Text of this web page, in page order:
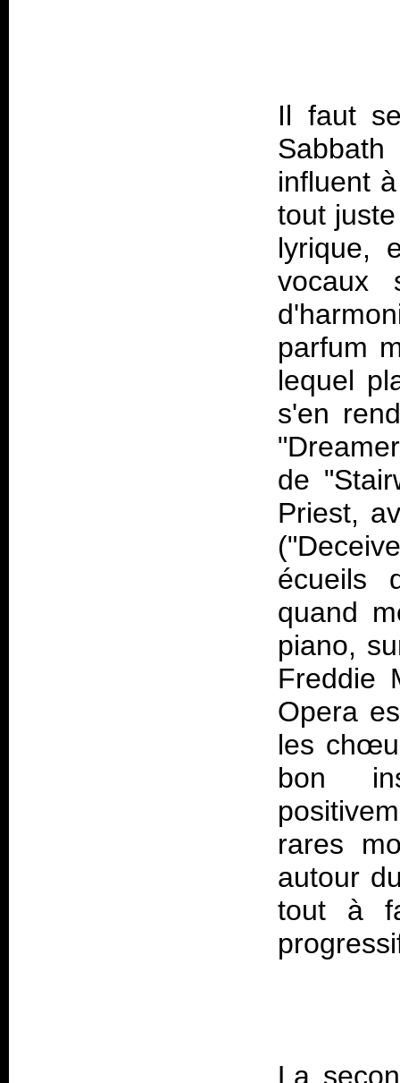
Il faut
influent
tout
lyrique,
vocaux
parfum
lequel
s'en
de
Priest,
écueils
quand
piano,
Freddie
Opera
les
bon
rares
autour
tout à
La